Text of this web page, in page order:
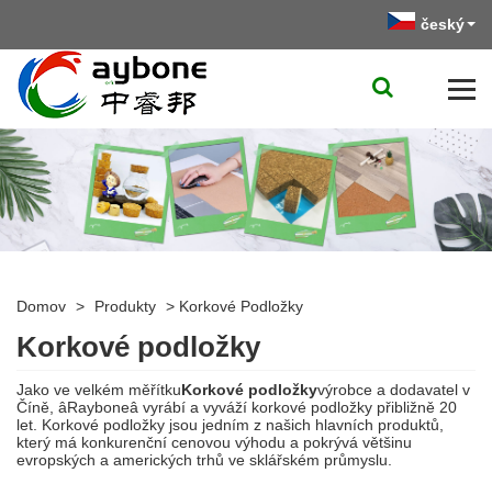
český
Domov > Produkty > Korkové Podložky
Korkové podložky
Jako ve velkém měřítkuKorkové podložkyvýrobce a dodavatel v
Číně, âRayboneâ vyrábí a vyváží korkové podložky přibližně 20
let. Korkové podložky jsou jedním z našich hlavních produktů,
který má konkurenční cenovou výhodu a pokrývá většinu
evropských a amerických trhů ve sklářském průmyslu.